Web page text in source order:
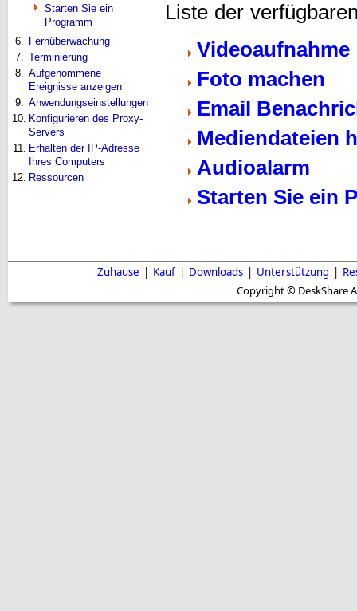
Starten Sie ein
Programm
6. Fernüberwachung
7. Terminierung
8. Aufgenommene
Ereignisse anzeigen
9. Anwendungseinstellungen
10. Konfigurieren des Proxy-
Servers
11. Erhalten der IP-Adresse
Ihres Computers
12. Ressourcen
Liste der
Videoaufnahme
Foto machen
Email
Mediendateien
Audioalarm
Starten Sie ein
Zuhause | Kauf | Downloads | Unterstützung |
Copyright © DeskShare